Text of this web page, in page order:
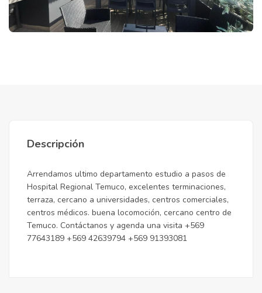
Descripción
Arrendamos ultimo departamento estudio a pasos de
Hospital Regional Temuco, excelentes terminaciones,
terraza, cercano a universidades, centros comerciales,
centros médicos. buena locomoción, cercano centro de
Temuco. Contáctanos y agenda una visita +569
77643189 +569 42639794 +569 91393081